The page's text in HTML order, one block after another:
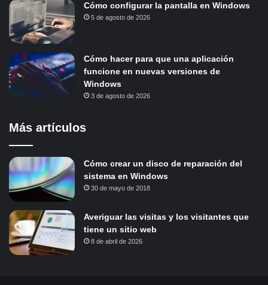
Cómo configurar la pantalla en Windows
5 de agosto de 2026
Cómo hacer para que una aplicación
funcione en nuevas versiones de
Windows
3 de agosto de 2026
Más artículos
Cómo crear un disco de reparación del
sistema en Windows
30 de mayo de 2018
Averiguar las visitas y los visitantes que
tiene un sitio web
8 de abril de 2026